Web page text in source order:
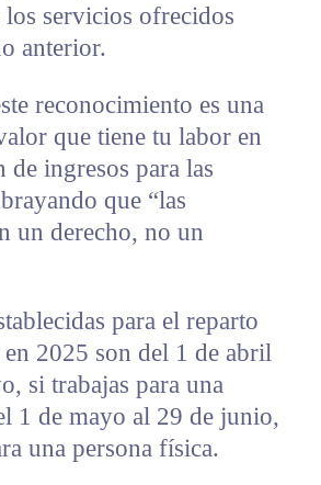
servicios ofrecidos
anterior.
reconocimiento es una
que tiene tu labor en
de ingresos para las
que “las
un derecho, no un
para el reparto
2025 son del 1 de abril
si trabajas para una
1 de mayo al 29 de junio,
una persona física.